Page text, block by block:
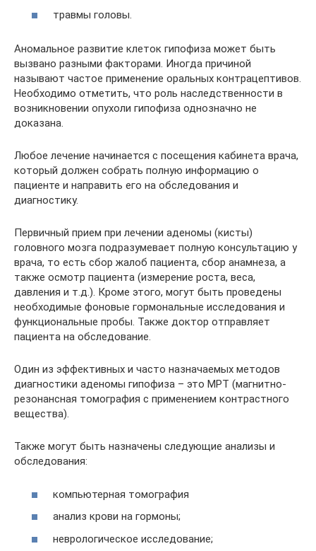
травмы головы.
Аномальное развитие клеток гипофиза может быть
вызвано разными факторами. Иногда причиной
называют частое применение оральных контрацептивов.
Необходимо отметить, что роль наследственности в
возникновении опухоли гипофиза однозначно не
доказана.
Любое лечение начинается с посещения кабинета врача,
который должен собрать полную информацию о
пациенте и направить его на обследования и
диагностику.
Первичный прием при лечении аденомы (кисты)
головного мозга подразумевает полную консультацию у
врача, то есть сбор жалоб пациента, сбор анамнеза, а
также осмотр пациента (измерение роста, веса,
давления и т.д.). Кроме этого, могут быть проведены
необходимые фоновые гормональные исследования и
функциональные пробы. Также доктор отправляет
пациента на обследование.
Один из эффективных и часто назначаемых методов
диагностики аденомы гипофиза – это МРТ (магнитно-
резонансная томография с применением контрастного
вещества).
Также могут быть назначены следующие анализы и
обследования:
компьютерная томография
анализ крови на гормоны;
неврологическое исследование;